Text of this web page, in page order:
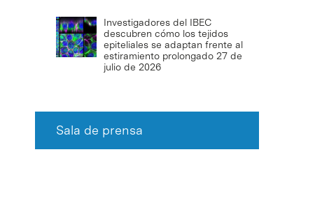
Investigadores del IBEC
descubren cómo los tejidos
epiteliales se adaptan frente al
estiramiento prolongado 27 de
julio de 2026
Sala de prensa